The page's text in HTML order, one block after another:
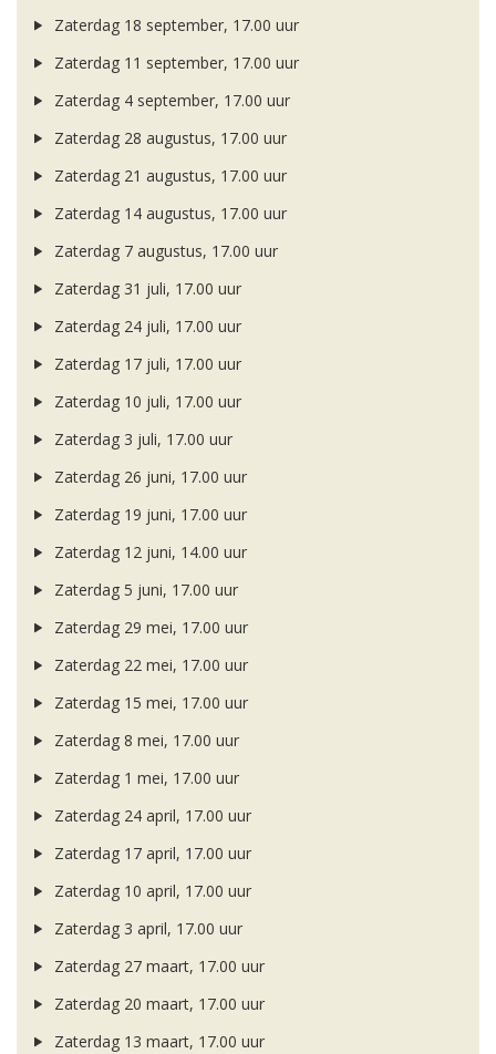
Zaterdag 18 september, 17.00 uur
Zaterdag 11 september, 17.00 uur
Zaterdag 4 september, 17.00 uur
Zaterdag 28 augustus, 17.00 uur
Zaterdag 21 augustus, 17.00 uur
Zaterdag 14 augustus, 17.00 uur
Zaterdag 7 augustus, 17.00 uur
Zaterdag 31 juli, 17.00 uur
Zaterdag 24 juli, 17.00 uur
Zaterdag 17 juli, 17.00 uur
Zaterdag 10 juli, 17.00 uur
Zaterdag 3 juli, 17.00 uur
Zaterdag 26 juni, 17.00 uur
Zaterdag 19 juni, 17.00 uur
Zaterdag 12 juni, 14.00 uur
Zaterdag 5 juni, 17.00 uur
Zaterdag 29 mei, 17.00 uur
Zaterdag 22 mei, 17.00 uur
Zaterdag 15 mei, 17.00 uur
Zaterdag 8 mei, 17.00 uur
Zaterdag 1 mei, 17.00 uur
Zaterdag 24 april, 17.00 uur
Zaterdag 17 april, 17.00 uur
Zaterdag 10 april, 17.00 uur
Zaterdag 3 april, 17.00 uur
Zaterdag 27 maart, 17.00 uur
Zaterdag 20 maart, 17.00 uur
Zaterdag 13 maart, 17.00 uur